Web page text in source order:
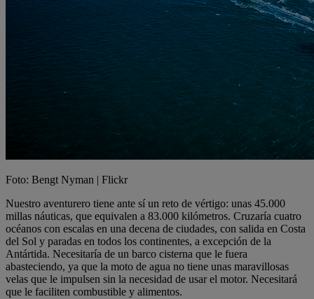
Foto: Bengt Nyman | Flickr
Nuestro aventurero tiene ante sí un reto de vértigo: unas 45.000
millas náuticas, que equivalen a 83.000 kilómetros. Cruzaría cuatro
océanos con escalas en una decena de ciudades, con salida en Costa
del Sol y paradas en todos los continentes, a excepción de la
Antártida. Necesitaría de un barco cisterna que le fuera
abasteciendo, ya que la moto de agua no tiene unas maravillosas
velas que le impulsen sin la necesidad de usar el motor. Necesitará
que le faciliten combustible y alimentos.